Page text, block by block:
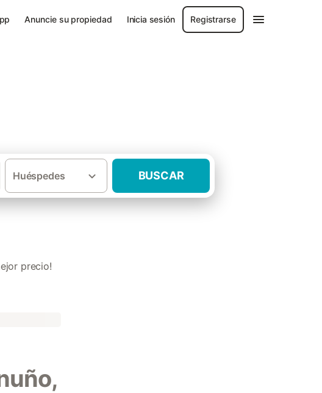
Anuncie su propiedad Inicia sesión Registrarse
Huéspedes BUSCAR
precio!